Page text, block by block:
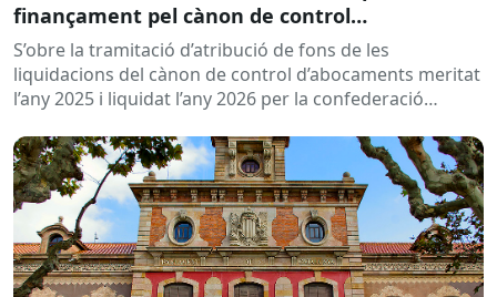
finançament pel cànon de control
d’abocaments meritat l’any 2025 i liquidat l’any
2026
S’obre la tramitació d’atribució de fons de les
liquidacions del cànon de control d’abocaments meritat
l’any 2025 i liquidat l’any 2026 per la confederació